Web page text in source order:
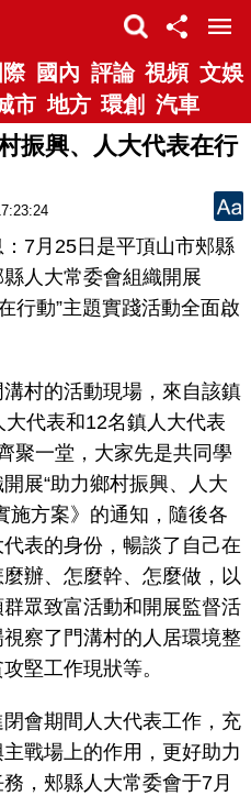
際 國內 評論 視頻 文娛
市 地方 環創 汽車
振興、人大代表在行
7月25日是平頂山市郟縣
人大常委會組織開展
行動”主題實踐活動全面啟
村的活動現場，來自該鎮
代表和12名鎮人大代表
聚一堂，大家先是共同學
展“助力鄉村振興、人大
施方案》的通知，隨後各
表的身份，暢談了自己在
辦、怎麼幹、怎麼做，以
眾致富活動和開展監督活
察了門溝村的人居環境整
堅工作現狀等。
會期間人大代表工作，充
戰場上的作用，更好助力
，郟縣人大常委會于7月